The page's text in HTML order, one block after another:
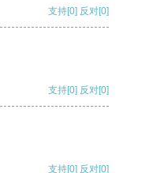
支持[0] 反对[0]
支持[0] 反对[0]
支持[0] 反对[0]